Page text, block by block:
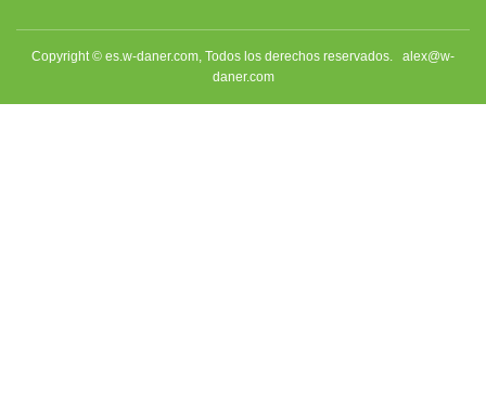
Copyright © es.w-daner.com, Todos los derechos reservados. alex@w-
daner.com